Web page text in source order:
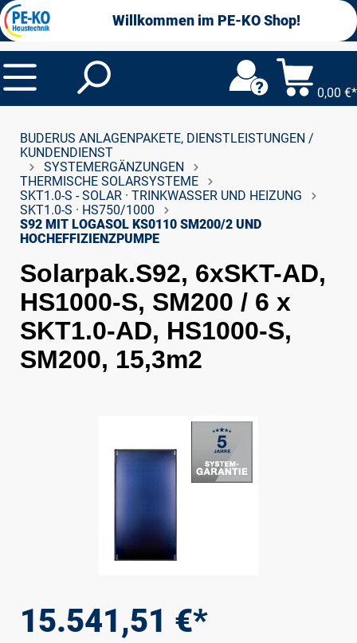
springen Willkommen im PE-KO Shop!
0,00 €*
BUDERUS ANLAGENPAKETE, DIENSTLEISTUNGEN /
KUNDENDIENST
SYSTEMERGÄNZUNGEN
THERMISCHE SOLARSYSTEME
SKT1.0-S - SOLAR · TRINKWASSER UND HEIZUNG
SKT1.0-S · HS750/1000
S92 MIT LOGASOL KS0110 SM200/2 UND
HOCHEFFIZIENZPUMPE
Solarpak.S92, 6xSKT-AD,
HS1000-S, SM200 / 6 x
SKT1.0-AD, HS1000-S,
SM200, 15,3m2
15.541,51 €*